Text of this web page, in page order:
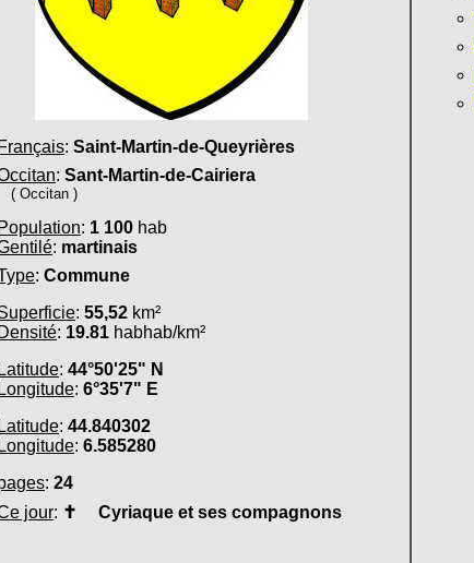
Français: Saint-Martin-de-Queyrières
: Sant-Martin-de-Cairiera
( Occitan )
Population: 1 100 hab
: martinais
: Commune
: 55,52 km²
Densité: 19.81 habhab/km²
Latitude: 44°50'25" N
Longitude: 6°35'7" E
Latitude: 44.840302
Longitude: 6.585280
: 24
jour: ✝ Cyriaque et ses compagnons